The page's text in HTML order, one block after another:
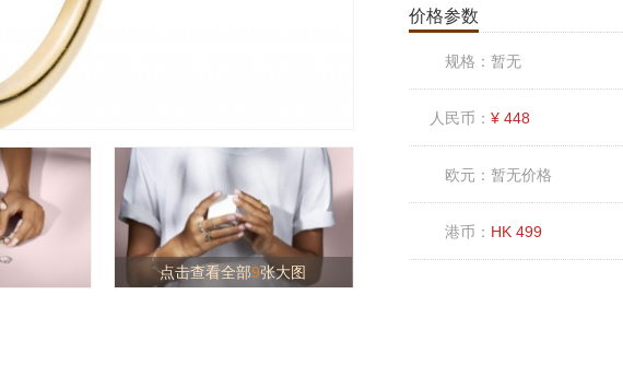
点击查看全部9张大图
价格参数
规格： 暂无
人民币： ¥ 448
欧元： 暂无价格
港币： HK 499